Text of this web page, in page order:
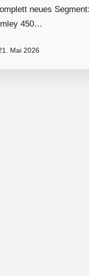
neues Segment:
450…
Mai 2026